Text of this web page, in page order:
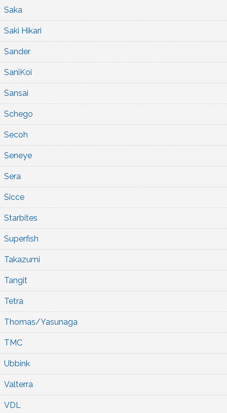
Saka
Saki Hikari
Sander
SaniKoi
Sansai
Schego
Secoh
Seneye
Sera
Sicce
Starbites
Superfish
Takazumi
Tangit
Tetra
Thomas/Yasunaga
TMC
Ubbink
Valterra
VDL